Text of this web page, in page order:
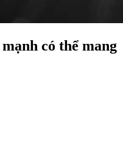
có thể mang